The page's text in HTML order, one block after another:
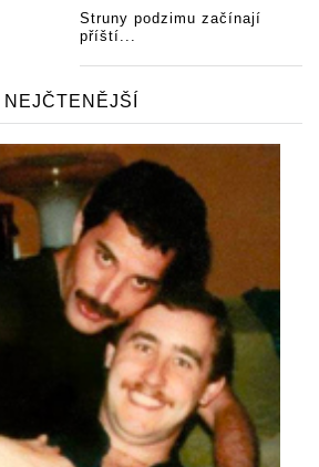
Struny podzimu začínají
příští...
NEJČTENĚJŠÍ